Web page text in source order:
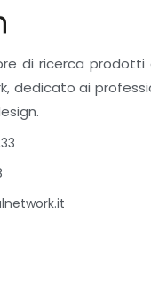
di ricerca
dedicato ai